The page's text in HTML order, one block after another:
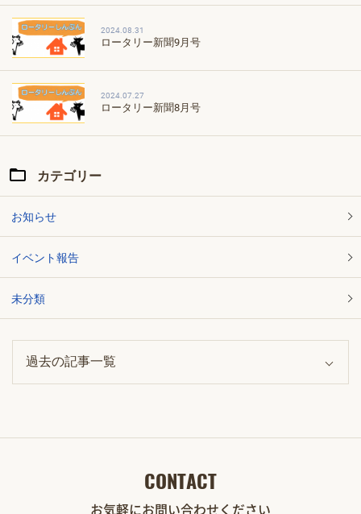
2024.08.31
ロータリー新聞9月号
2024.07.27
ロータリー新聞8月号
カテゴリー
お知らせ
イベント報告
未分類
CONTACT
お気軽にお問い合わせください